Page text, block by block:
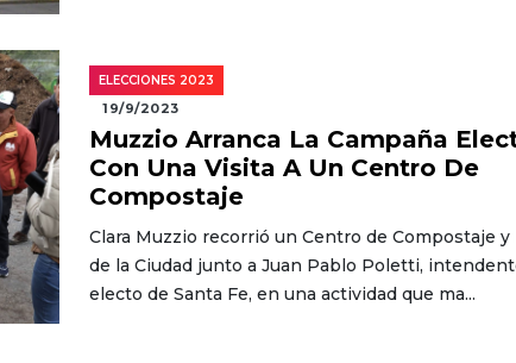
ELECCIONES 2023
19/9/2023
Muzzio Arranca La Campaña
Con Una Visita A Un Centro De
Compostaje
Clara Muzzio recorrió un Centro de Compostaje y
de la Ciudad junto a Juan Pablo Poletti,
electo de Santa Fe, en una actividad que ma...